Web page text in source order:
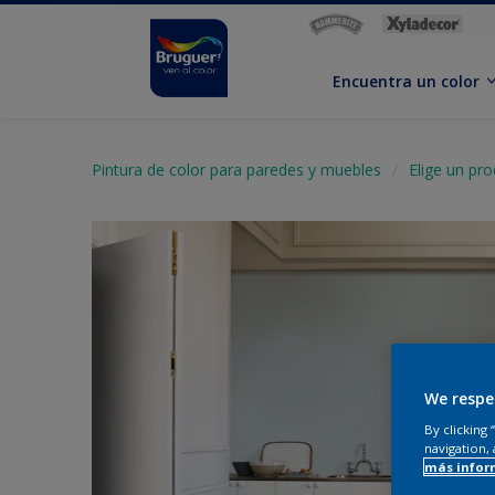
Encuentra un color
Pintura de color para paredes y muebles Elige un
We
By clicking
navigation,
más